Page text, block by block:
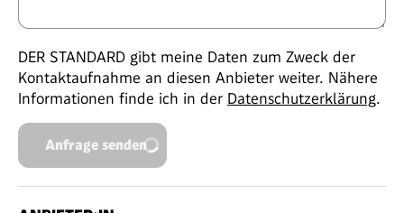
DER STANDARD gibt meine Daten zum Zweck der
Kontaktaufnahme an diesen Anbieter weiter. Nähere
Informationen finde ich in der Datenschutzerklärung.
Anfrage senden